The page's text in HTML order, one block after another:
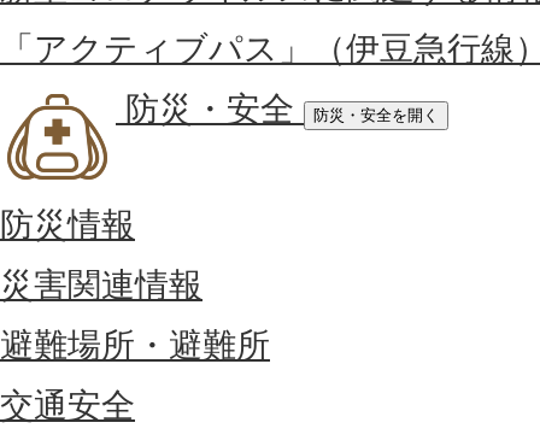
「アクティブパス」（伊豆急行線
防災・安全
防災・安全を開く
防災情報
災害関連情報
避難場所・避難所
交通安全